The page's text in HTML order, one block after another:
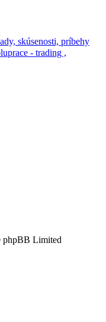
skúsenosti, príbehy
- trading ,
Limited